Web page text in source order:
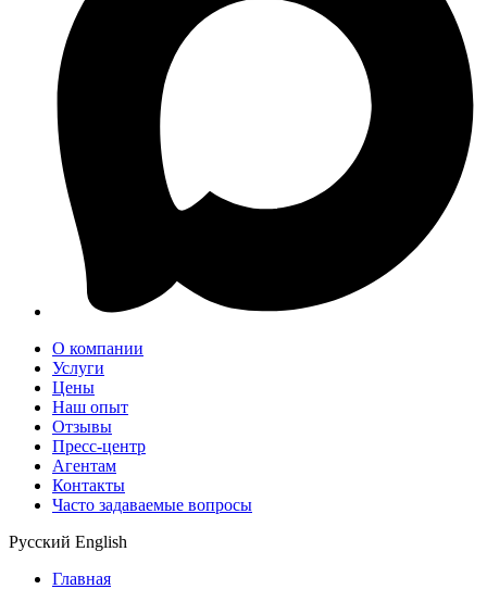
О компании
Услуги
Цены
Наш опыт
Отзывы
Пресс-центр
Агентам
Контакты
Часто задаваемые вопросы
Русский English
Главная